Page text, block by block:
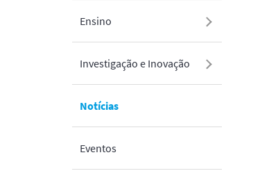
Ensino
Investigação e Inovação
Notícias
Eventos